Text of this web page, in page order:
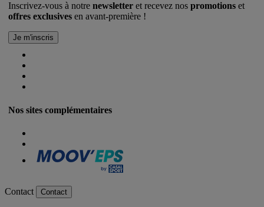
Inscrivez-vous à notre newsletter et recevez nos promotions et
offres exclusives en avant-première !
Nos sites complémentaires
Contact Contact